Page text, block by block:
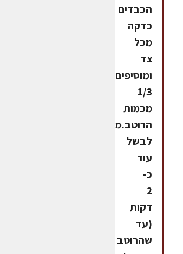
הכבדים
כדקה
מכל
צד
ומוסיפים
1/3
מכמות
הרוטב.ממשיכים
לבשל
עוד
כ-
2
דקות
(עד
שהרוטב